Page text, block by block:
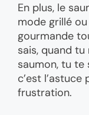
En plus, le
mode grillé
gourmande
sais, quand
saumon, tu te
c’est
frustration.